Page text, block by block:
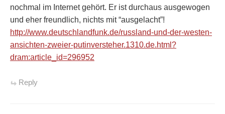
nochmal im Internet gehört. Er ist durchaus ausgewogen
und eher freundlich, nichts mit “ausgelacht”!
http://www.deutschlandfunk.de/russland-und-der-westen-
ansichten-zweier-putinversteher.1310.de.html?
dram:article_id=296952
Reply